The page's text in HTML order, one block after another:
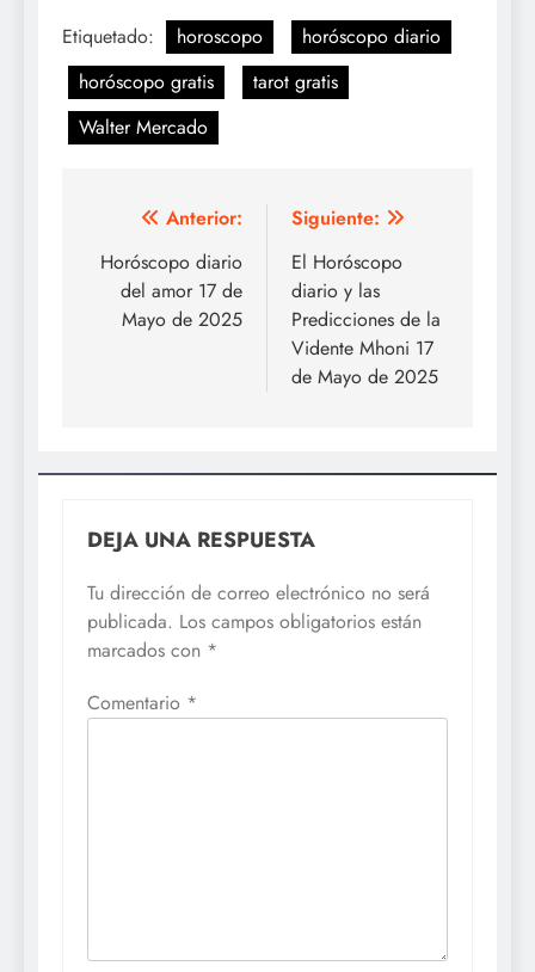
Etiquetado: horoscopo
horóscopo diario
horóscopo gratis
tarot gratis
Walter Mercado
Navegación
de
entradas
Anterior:
Horóscopo diario
del amor 17 de
Mayo de 2025
Siguiente:
El Horóscopo
diario y las
Predicciones de la
Vidente Mhoni 17
de Mayo de 2025
DEJA UNA RESPUESTA
Tu dirección de correo electrónico no será
publicada. Los campos obligatorios están
marcados con *
Comentario *